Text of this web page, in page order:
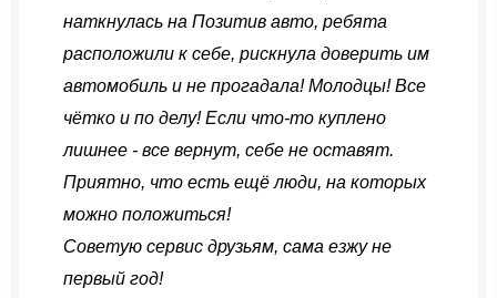
наткнулась на Позитив авто, ребята
расположили к себе, рискнула доверить им
автомобиль и не прогадала! Молодцы! Все
чётко и по делу! Если что-то куплено
лишнее - все вернут, себе не оставят.
Приятно, что есть ещё люди, на которых
можно положиться!
Советую сервис друзьям, сама езжу не
первый год!